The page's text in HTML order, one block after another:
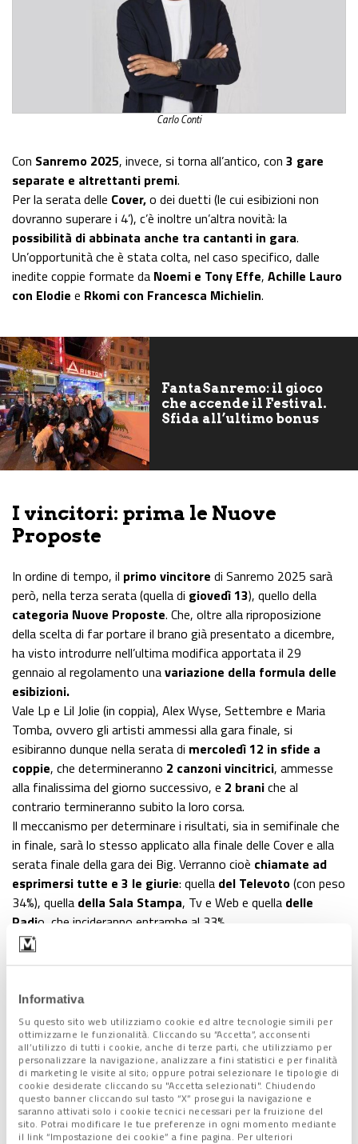
Informativa
Su questo sito web utilizziamo cookie ed altre tecnologie simili per
ottimizzarne le funzionalità. Cliccando su “Accetta”, acconsenti
all’utilizzo di tutti i cookie, anche di terze parti, che utilizziamo per
personalizzare la navigazione, analizzare a fini statistici e per finalità
di marketing le visite al sito; oppure potrai selezionare le tipologie di
cookie desiderate cliccando su "Accetta selezionati". Chiudendo
questo banner cliccando sul tasto “X” prosegui la navigazione e
saranno attivati solo i cookie tecnici necessari per la fruizione del
sito. Potrai modificare le tue preferenze in ogni momento mediante
il link “Impostazione dei cookie” a fine pagina. Per ulteriori
Carlo Conti
Con Sanremo 2025, invece, si torna all’antico, con 3 gare
separate e altrettanti premi.
Per la serata delle Cover,o dei duetti (le cui esibizioni non
dovranno superare i 4’), c’è inoltre un’altra novità: la
possibilità di abbinata anche tra cantanti in gara.
Un’opportunità che è stata colta, nel caso specifico, dalle
inedite coppie formate da Noemi e Tony Effe, Achille Lauro
con Elodie e Rkomi con Francesca Michielin.
FantaSanremo: il gioco
che accende il Festival.
Sfida all’ultimo bonus
I vincitori: prima le Nuove
Proposte
In ordine di tempo, il primo vincitore di Sanremo 2025 sarà
però, nella terza serata (quella di giovedì 13), quello della
categoria Nuove Proposte. Che, oltre alla riproposizione
della scelta di far portare il brano già presentato a dicembre,
ha visto introdurre nell’ultima modifica apportata il 29
gennaio al regolamento unavariazione della formula delle
esibizioni.
Vale Lp e Lil Jolie (in coppia), Alex Wyse, Settembre e Maria
Tomba, ovvero gli artisti ammessi alla gara finale, si
esibiranno dunque nella serata di mercoledì 12 in sfide a
coppie, che determineranno 2 canzoni vincitrici, ammesse
alla finalissima del giorno successivo, e 2 braniche al
contrario termineranno subito la loro corsa.
Il meccanismo per determinare i risultati, sia in semifinale che
in finale, sarà lo stesso applicato alla finale delle Cover e alla
serata finale della gara dei Big. Verranno cioè chiamate ad
esprimersi tutte e 3 le giurie: quella del Televoto(con peso
34%), quella della Sala Stampa, Tv e Web e quella delle
Radio, che incideranno entrambe al 33%.